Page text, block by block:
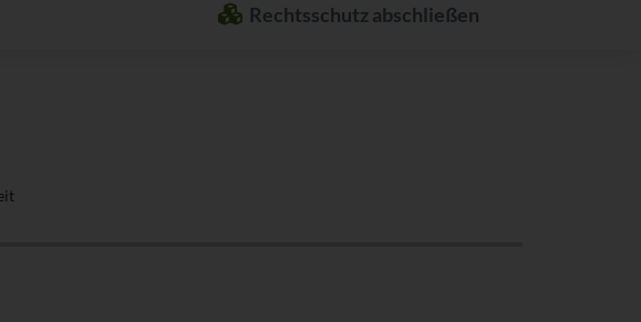
Rechtsschutz abschließen